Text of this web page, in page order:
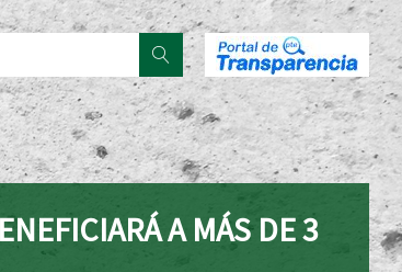
A MÁS DE 3